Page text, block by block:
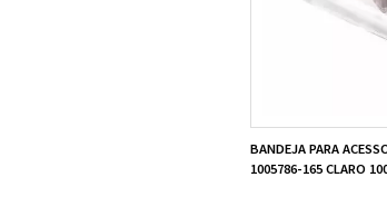
BANDEJA PARA
1005786-165 CLARO